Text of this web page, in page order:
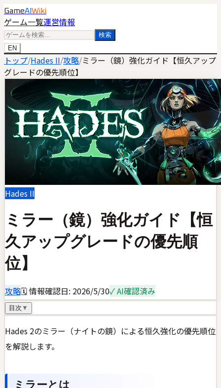
GameAI Wiki
ゲーム一覧運営情報
検索
EN
トップ/Hades II/攻略/ミラー（鏡）強化ガイド【恒久アップ
グレードの優先順位】
Hades II
ミラー（鏡）強化ガイド【恒
久アップグレードの優先順
位】
攻略🗓 情報確認日: 2026/5/30✓ AI確認済み
目次 ▼
Hades 2のミラー（ナイトの鏡）による恒久強化の優先順位
を解説します。
ミラーとは